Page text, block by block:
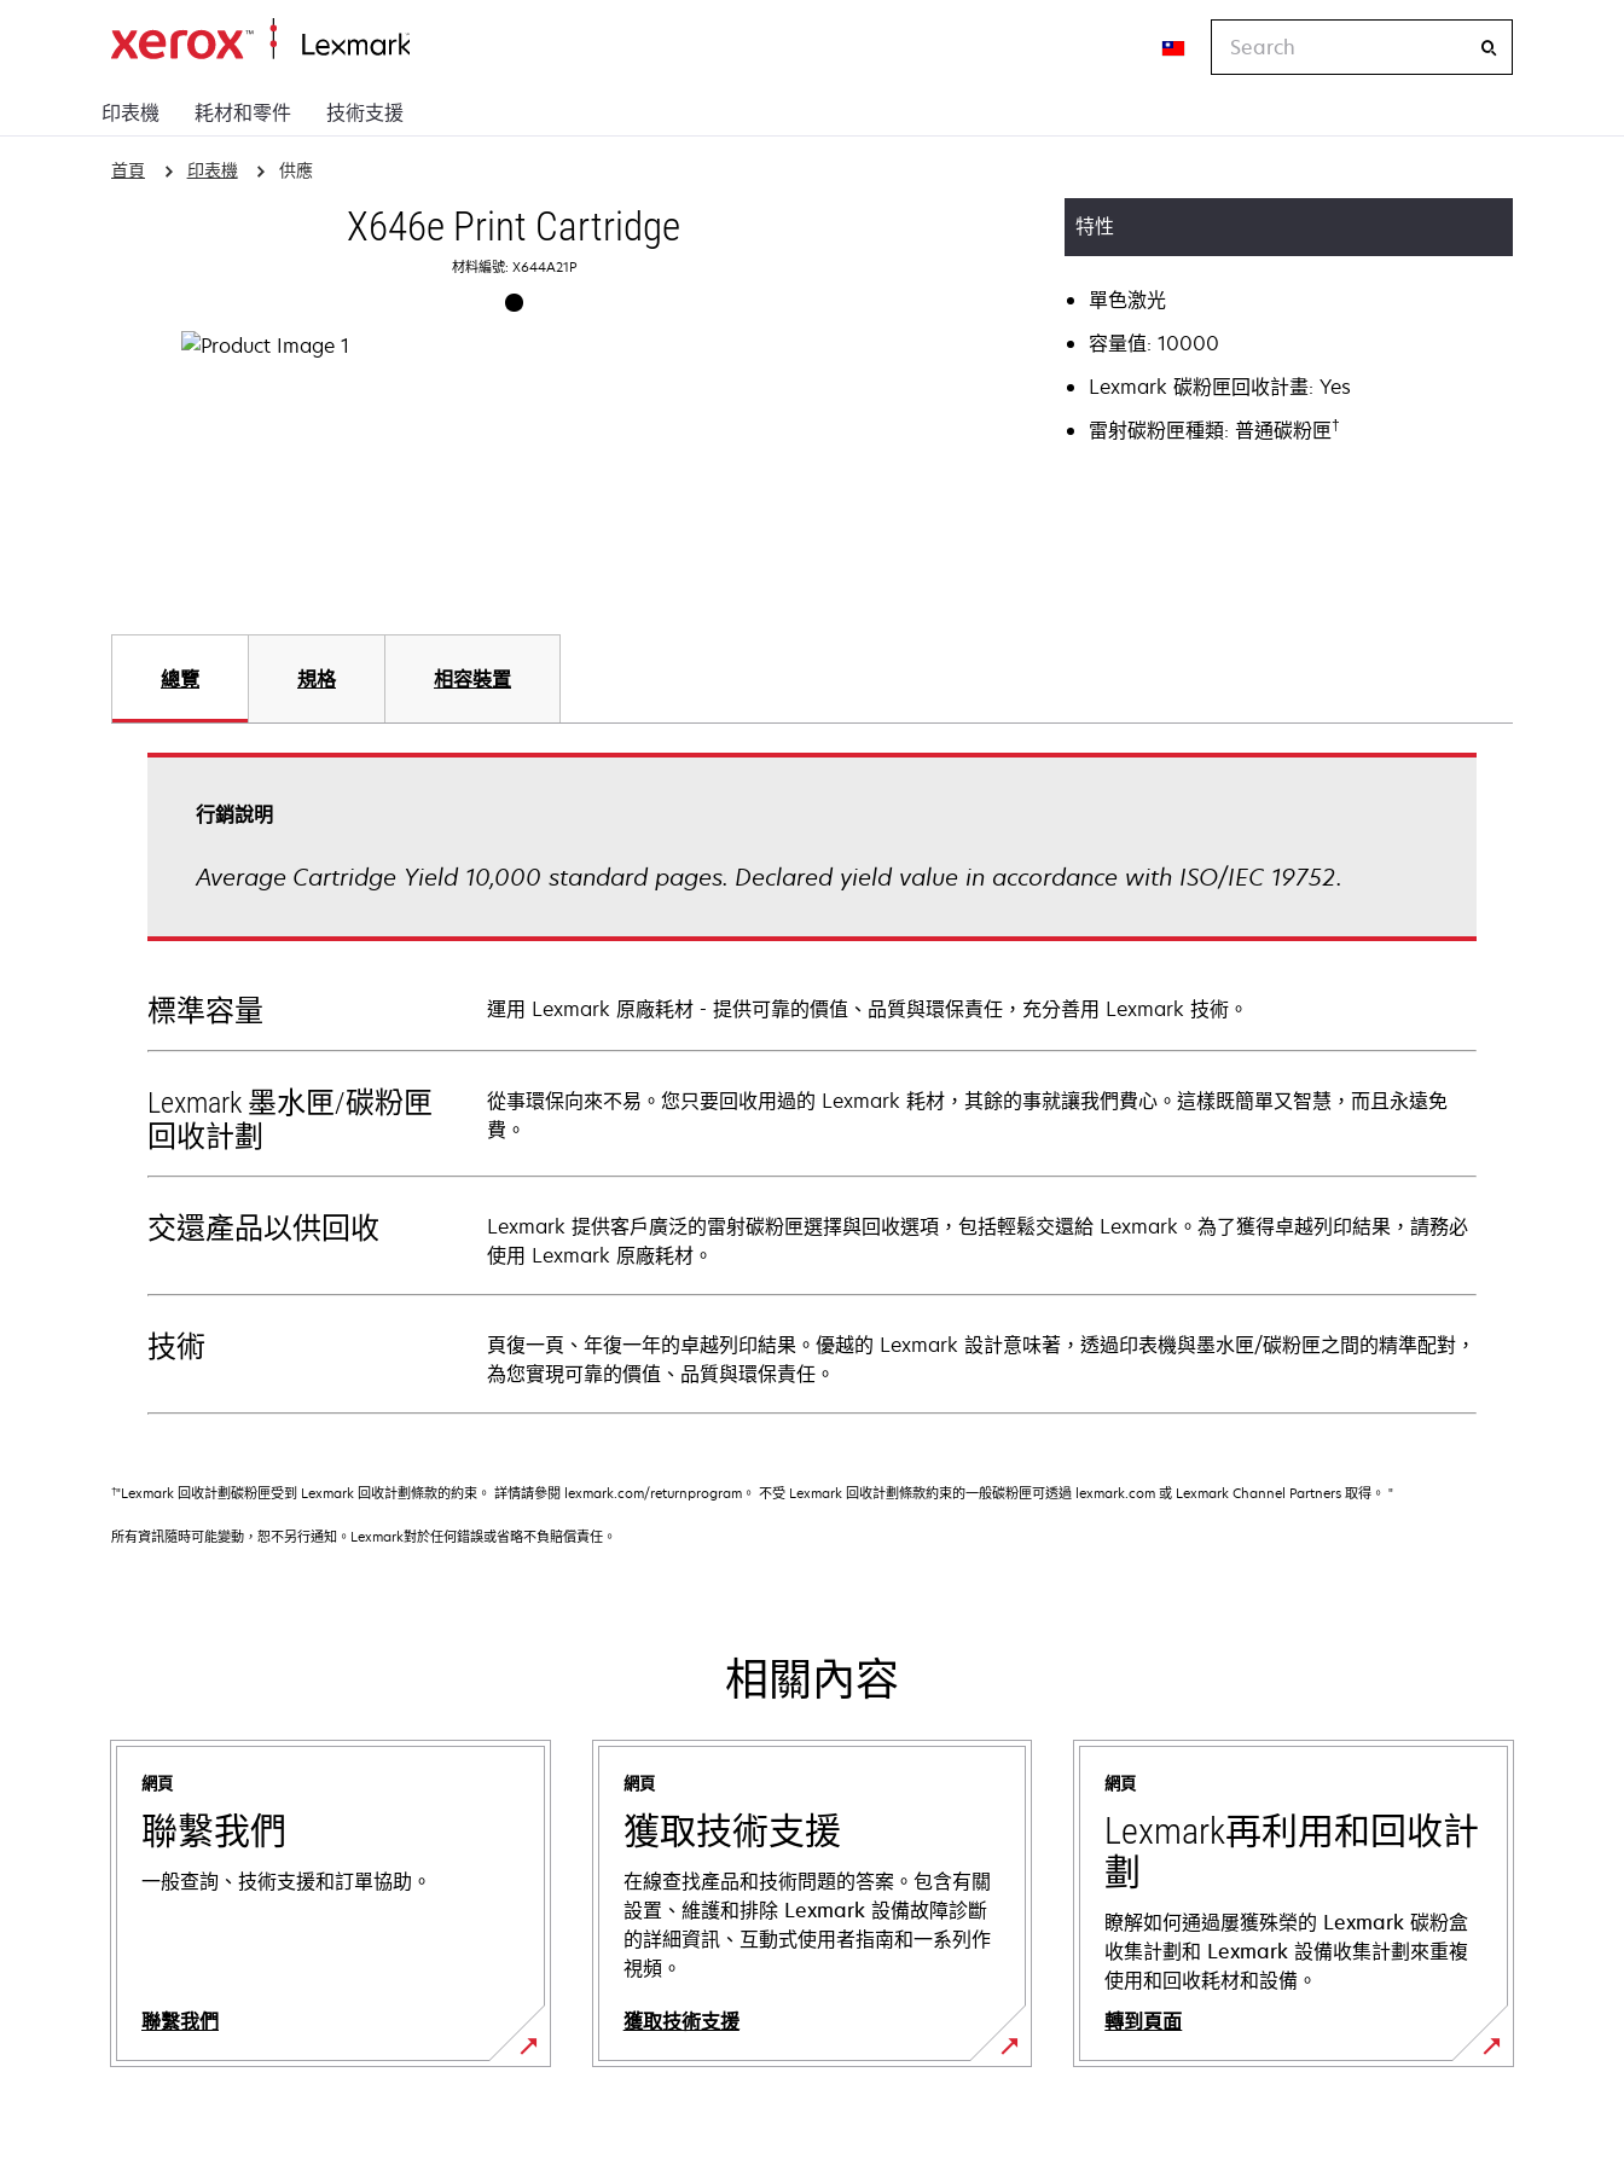
印表機 耗材和零件 技術支援
首頁 印表機 供應
X646e Print Cartridge
材料編號: X644A21P
特性
單色激光
容量值: 10000
Lexmark 碳粉匣回收計畫: Yes
雷射碳粉匣種類: 普通碳粉匣†
總覽 規格 相容裝置
行銷說明
Average Cartridge Yield 10,000 standard pages. Declared yield value in accordance with ISO/IEC 19752.
標準容量 運用 Lexmark 原廠耗材 - 提供可靠的價值、品質與環保責任，充分善用 Lexmark 技術。
Lexmark 墨水匣/碳粉匣
回收計劃
從事環保向來不易。您只要回收用過的 Lexmark 耗材，其餘的事就讓我們費心。這樣既簡單又智慧，而且永遠免
費。
交還產品以供回收
Lexmark 提供客戶廣泛的雷射碳粉匣選擇與回收選項，包括輕鬆交還給 Lexmark。為了獲得卓越列印結果，請務必
使用 Lexmark 原廠耗材。
技術
頁復一頁、年復一年的卓越列印結果。優越的 Lexmark 設計意味著，透過印表機與墨水匣/碳粉匣之間的精準配對，
為您實現可靠的價值、品質與環保責任。
†"Lexmark 回收計劃碳粉匣受到 Lexmark 回收計劃條款的約束。 詳情請參閱 lexmark.com/returnprogram。 不受 Lexmark 回收計劃條款約束的一般碳粉匣可透過 lexmark.com 或 Lexmark Channel Partners 取得。 "
所有資訊隨時可能變動，恕不另行通知。Lexmark對於任何錯誤或省略不負賠償責任。
相關內容
網頁
聯繫我們
一般查詢、技術支援和訂單協助。
聯繫我們
網頁
獲取技術支援
在線查找產品和技術問題的答案。包含有關
設置、維護和排除 Lexmark 設備故障診斷
的詳細資訊、互動式使用者指南和一系列作
視頻。
獲取技術支援
在
網頁
Lexmark再利用和回收計
劃
瞭解如何通過屢獲殊榮的 Lexmark 碳粉盒
收集計劃和 Lexmark 設備收集計劃來重複
使用和回收耗材和設備。
轉到頁面